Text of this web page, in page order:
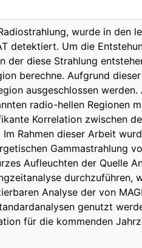
wurde in den
detektiert. Um die
der diese Strahlung
berechne. Aufgrund
ausgeschlossen werden.
radio-hellen Regionen
Korrelation zwischen
Rahmen dieser Arbeit
Gammastrahlung
Aufleuchten der Quelle
durchzuführen,
Analyse der von
genutzt
für die kommenden